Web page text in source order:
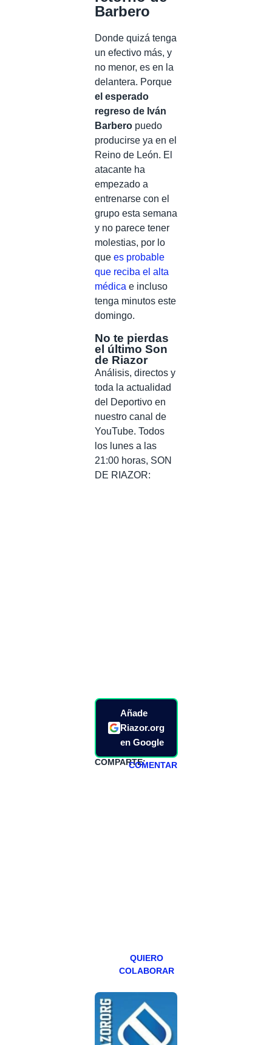
Barbero
Donde quizá tenga
un efectivo más, y
no menor, es en la
delantera. Porque
el esperado
regreso de Iván
Barbero puedo
producirse ya en el
Reino de León. El
atacante ha
empezado a
entrenarse con el
grupo esta semana
y no parece tener
molestias, por lo
que es probable
que reciba el alta
médica e incluso
tenga minutos este
domingo.
No te pierdas
el último Son
de Riazor
Análisis, directos y
toda la actualidad
del Deportivo en
nuestro canal de
YouTube. Todos
los lunes a las
21:00 horas, SON
DE RIAZOR:
Añade
Riazor.org
en Google
COMPARTE:COMENTAR
QUIERO
COLABORAR